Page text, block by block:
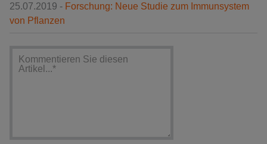
25.07.2019 - Forschung: Neue Studie zum Immunsystem
von Pflanzen